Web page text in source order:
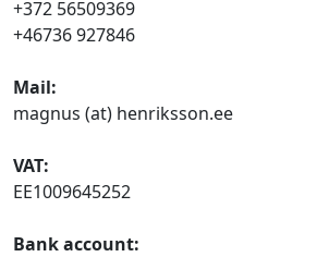
+372 56509369
+46736 927846
Mail:
magnus (at) henriksson.ee
VAT:
EE1009645252
Bank account: